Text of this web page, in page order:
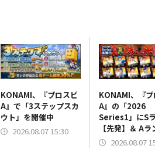
KONAMI、『プロスピ
A』で「3ステップスカ
ウト」を開催中
2026.08.07 15:30
KONAMI、『
A』の「2026
Series1」にS
【先発】＆ Aラ
【野手】新登
2026.08.07